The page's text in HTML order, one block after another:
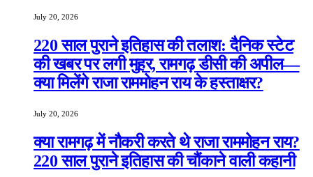
July 20, 2026
220 साल पुराने इतिहास की तलाश: दैनिक स्टेट
की खबर पर लगी मुहर, रामगढ़ डीसी की अपील—
क्या मिलेंगे राजा राममोहन राय के हस्ताक्षर?
July 20, 2026
क्या रामगढ़ में नौकरी करते थे राजा राममोहन राय?
220 साल पुराने इतिहास की चौंकाने वाली कहानी